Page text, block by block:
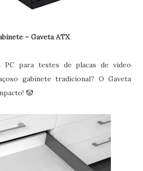
– Gaveta ATX
PC para testes de placas de vídeo
gabinete tradicional? O Gaveta
🤡